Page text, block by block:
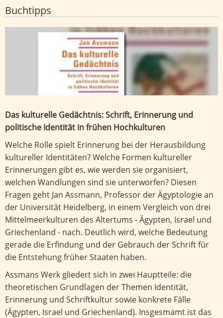
Buchtipps
Das kulturelle Gedächtnis: Schrift, Erinnerung und
politische Identität in frühen Hochkulturen
Welche Rolle spielt Erinnerung bei der Herausbildung
kultureller Identitäten? Welche Formen kultureller
Erinnerungen gibt es, wie werden sie organisiert,
welchen Wandlungen sind sie unterworfen? Diesen
Fragen geht Jan Assmann, Professor der Ägyptologie an
der Universität Heidelberg, in einem Vergleich von drei
Mittelmeerkulturen des Altertums - Ägypten, Israel und
Griechenland - nach. Deutlich wird, welche Bedeutung
gerade die Erfindung und der Gebrauch der Schrift für
die Entstehung früher Staaten haben.
Assmans Werk gliedert sich in zwei Hauptteile: die
theoretischen Grundlagen der Themen Identität,
Erinnerung und Schriftkultur sowie konkrete Fälle
(Ägypten, Israel und Griechenland). Insgesmamt ist das